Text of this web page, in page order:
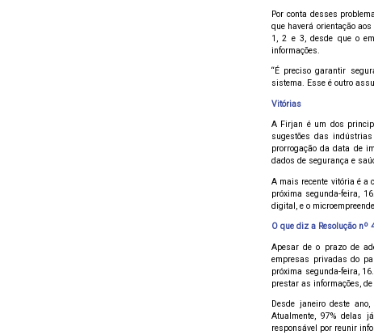
Por conta desses
que haverá orientação
1, 2 e 3, desde que o
informações.
“É preciso garantir
sistema. Esse é outro
Vitórias
A Firjan é um dos
sugestões das
prorrogação da data de
dados de segurança e
A mais recente vitória é a
próxima segunda-feira,
digital, e o
O que diz a Resolução nº
Apesar de o prazo de
empresas privadas do
próxima segunda-feira,
prestar as informações,
Desde janeiro deste
Atualmente, 97% delas
responsável por reunir